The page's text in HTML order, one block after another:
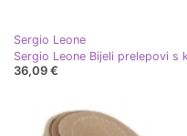
Sergio Leone
Sergio Leone Bijeli prelepovi s
36,09 €